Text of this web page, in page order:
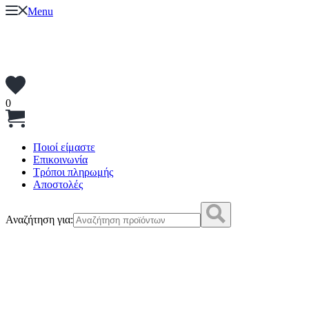
Menu
0
Ποιοί είμαστε
Επικοινωνία
Τρόποι πληρωμής
Αποστολές
Αναζήτηση για: